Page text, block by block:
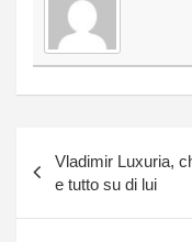
articoli
Vladimir Luxuria,
e tutto su di lui